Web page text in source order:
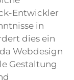
Entwickler
in
dies ein
Webdesign
Gestaltung